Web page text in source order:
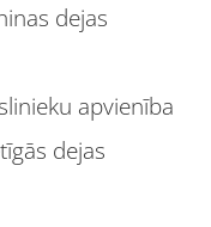
dejas
apvienība
dejas